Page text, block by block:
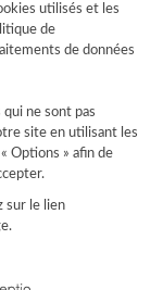
utilisés et les
de
de données
ne sont pas
site en utilisant les
Options » afin de
sur le lien
chargée. Depuis le 1er
Europe sur la base de la
procédure d'essai
émissions de CO2, plus
de facteurs tels que
l’installation des roues,
la batterie. Les données
sur un trajet standard.
dans les prix indiqués.
externes à des fins